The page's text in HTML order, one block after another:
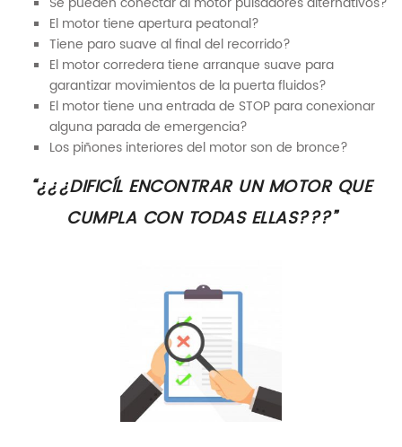
El motor tiene apertura peatonal?
Tiene paro suave al final del recorrido?
El motor corredera tiene arranque suave para
garantizar movimientos de la puerta fluidos?
El motor tiene una entrada de STOP para conexionar
alguna parada de emergencia?
Los piñones interiores del motor son de bronce?
“¿¿¿DIFICÍL ENCONTRAR UN MOTOR QUE
CUMPLA CON TODAS ELLAS???”